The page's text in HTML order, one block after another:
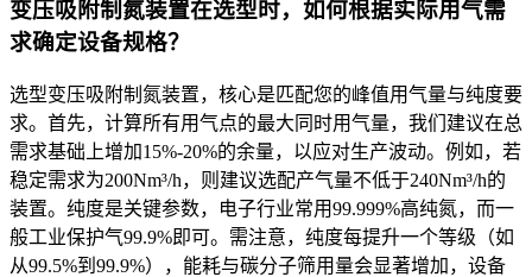
变压吸附制氮装置在选型时，如何根据实际用气需
求确定设备规格？
选型变压吸附制氮装置，核心是匹配您的峰值用气量与纯度要
求。首先，计算所有用气点的最大同时用气量，我们建议在总
需求基础上增加15%-20%的余量，以应对生产波动。例如，若
稳定需求为200Nm³/h，则建议选配产气量不低于240Nm³/h的
装置。纯度是关键参数，电子行业常用99.999%高纯氮，而一
般工业保护气99.9%即可。需注意，纯度每提升一个等级（如
从99.5%到99.9%），能耗与碳分子筛用量会显著增加，设备